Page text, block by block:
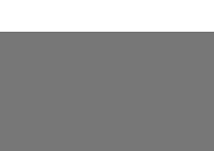
precios: